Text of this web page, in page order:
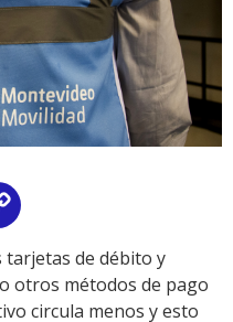
Link
tarjetas de débito y
otros métodos de pago
circula menos y esto